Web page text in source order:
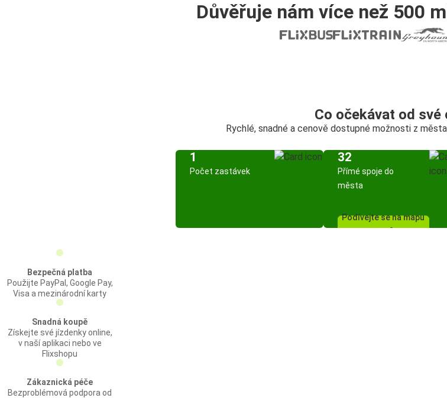
Důvěřuje nám více než 500
Co očekávat od své
Rychlé, snadné a cenově dostupné možnosti z
1
Počet zastávek
32
Přímé spoje do
města
Podívejte se na mapu
Bezpečná platba
Použijte PayPal, Google Pay,
Visa a mezinárodní karty
Snadná koupě
Získejte své jízdenky online,
v naší aplikaci nebo ve
Flixshopu
Zákaznická péče
Bezproblémová podpora od